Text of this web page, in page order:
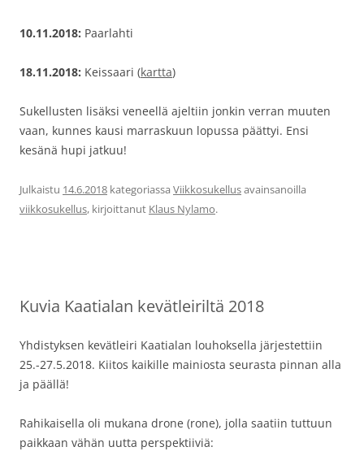
10.11.2018: Paarlahti
18.11.2018: Keissaari (kartta)
Sukellusten lisäksi veneellä ajeltiin jonkin verran muuten
vaan, kunnes kausi marraskuun lopussa päättyi. Ensi
kesänä hupi jatkuu!
Julkaistu 14.6.2018 kategoriassa Viikkosukellusavainsanoilla
viikkosukellus, kirjoittanut Klaus Nylamo.
Kuvia Kaatialan kevätleiriltä 2018
Yhdistyksen kevätleiri Kaatialan louhoksella järjestettiin
25.-27.5.2018. Kiitos kaikille mainiosta seurasta pinnan alla
ja päällä!
Rahikaisella oli mukana drone (rone), jolla saatiin tuttuun
paikkaan vähän uutta perspektiiviä: